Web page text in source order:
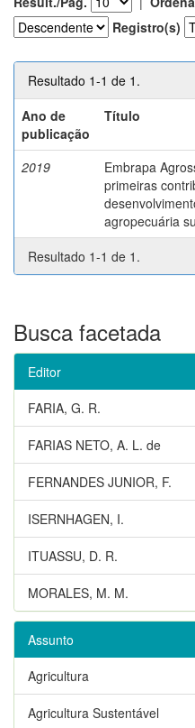
Registro(s)
Resultado 1-1 de 1.
Ano de
publicação
Título
2019
Embrapa
primeiras
agropecuária
Resultado 1-1 de 1.
Busca facetada
Editor
FARIA, G. R.
FARIAS NETO, A. L. de
FERNANDES JUNIOR, F.
ISERNHAGEN, I.
ITUASSU, D. R.
MORALES, M. M.
Assunto
Agricultura
Agricultura Sustentável